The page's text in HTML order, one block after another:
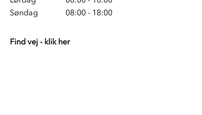
Søndag
08:00 - 18:00
Find vej - klik her